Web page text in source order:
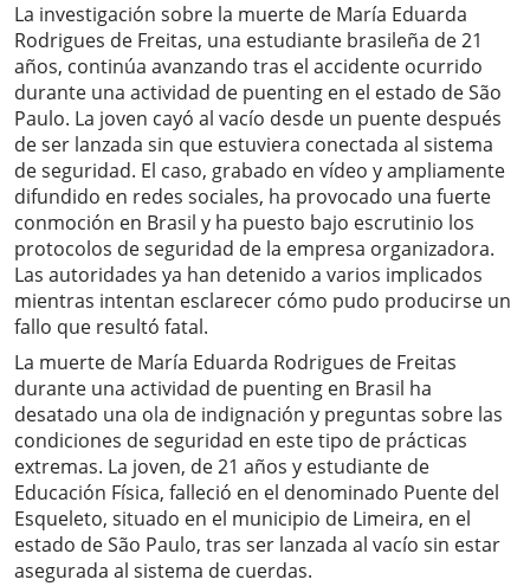
La investigación sobre la muerte de María Eduarda
Rodrigues de Freitas, una estudiante brasileña de 21
años, continúa avanzando tras el accidente ocurrido
durante una actividad de puenting en el estado de São
Paulo. La joven cayó al vacío desde un puente después
de ser lanzada sin que estuviera conectada al sistema
de seguridad. El caso, grabado en vídeo y ampliamente
difundido en redes sociales, ha provocado una fuerte
conmoción en Brasil y ha puesto bajo escrutinio los
protocolos de seguridad de la empresa organizadora.
Las autoridades ya han detenido a varios implicados
mientras intentan esclarecer cómo pudo producirse un
fallo que resultó fatal.
La muerte de María Eduarda Rodrigues de Freitas
durante una actividad de puenting en Brasil ha
desatado una ola de indignación y preguntas sobre las
condiciones de seguridad en este tipo de prácticas
extremas. La joven, de 21 años y estudiante de
Educación Física, falleció en el denominado Puente del
Esqueleto, situado en el municipio de Limeira, en el
estado de São Paulo, tras ser lanzada al vacío sin estar
asegurada al sistema de cuerdas.